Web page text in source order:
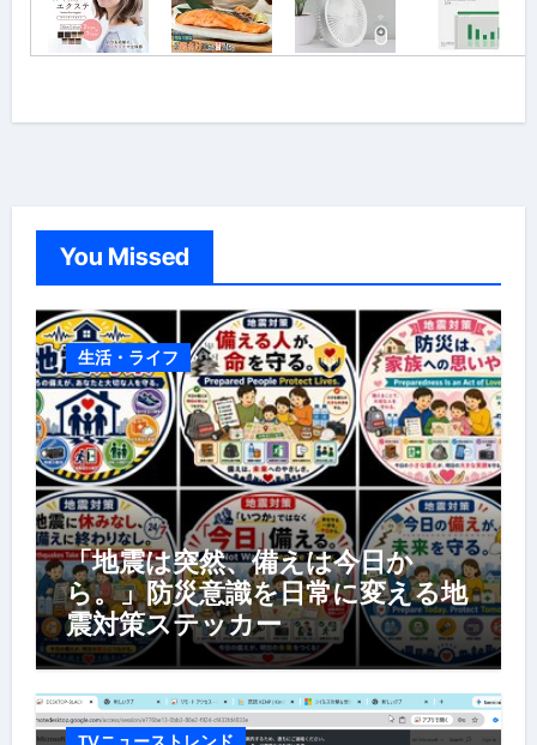
You Missed
生活・ライフ
「地震は突然、備えは今日か
ら。」防災意識を日常に変える地
震対策ステッカー